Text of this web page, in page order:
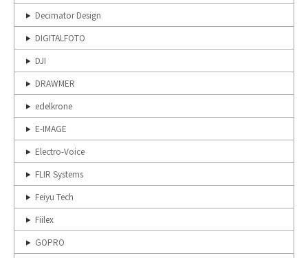
Decimator Design
DIGITALFOTO
DJI
DRAWMER
edelkrone
E-IMAGE
Electro-Voice
FLIR Systems
Feiyu Tech
Fiilex
GOPRO